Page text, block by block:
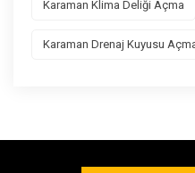
Karaman Klima Deliği Açma
Karaman Drenaj Kuyusu